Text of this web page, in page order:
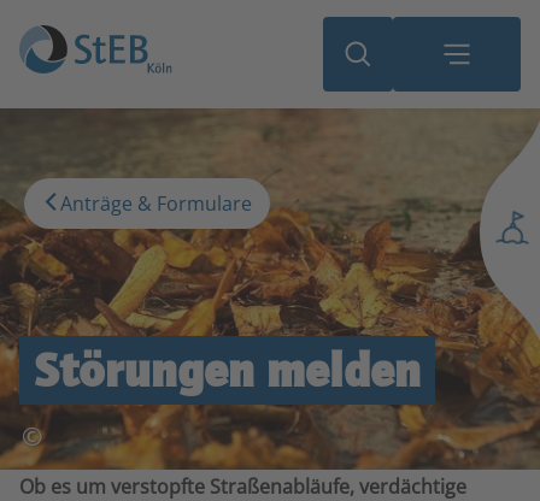
Anträge & Formulare
Störungen melden
©
Ob es um verstopfte Straßenabläufe, verdächtige